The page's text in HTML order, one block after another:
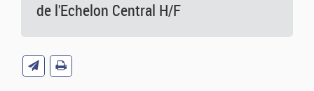
de l'Echelon Central H/F